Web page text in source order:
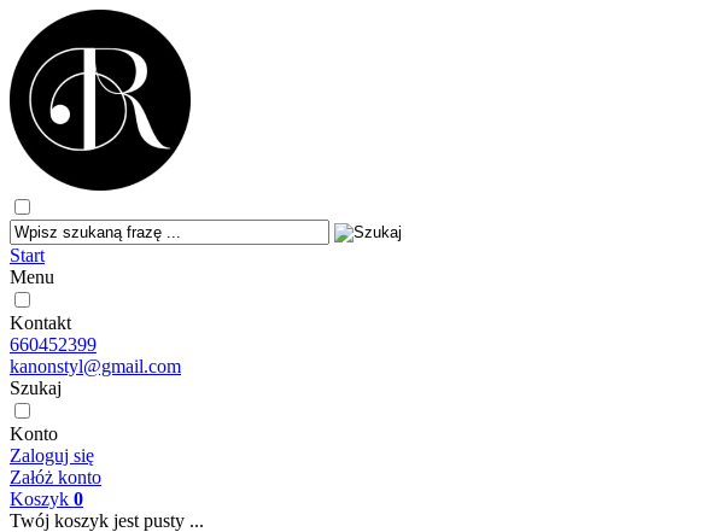
Start
Menu
Kontakt
660452399
kanonstyl@gmail.com
Szukaj
Konto
Zaloguj się
Załóż konto
Koszyk 0
Twój koszyk jest pusty ...